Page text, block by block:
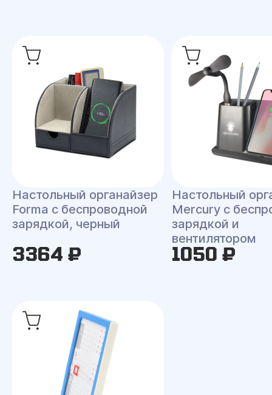
Настольный органайзер
Forma c беспроводной
зарядкой, черный
3364 ₽
Настольный
Mercury c
зарядкой и
вентилятором
1050 ₽